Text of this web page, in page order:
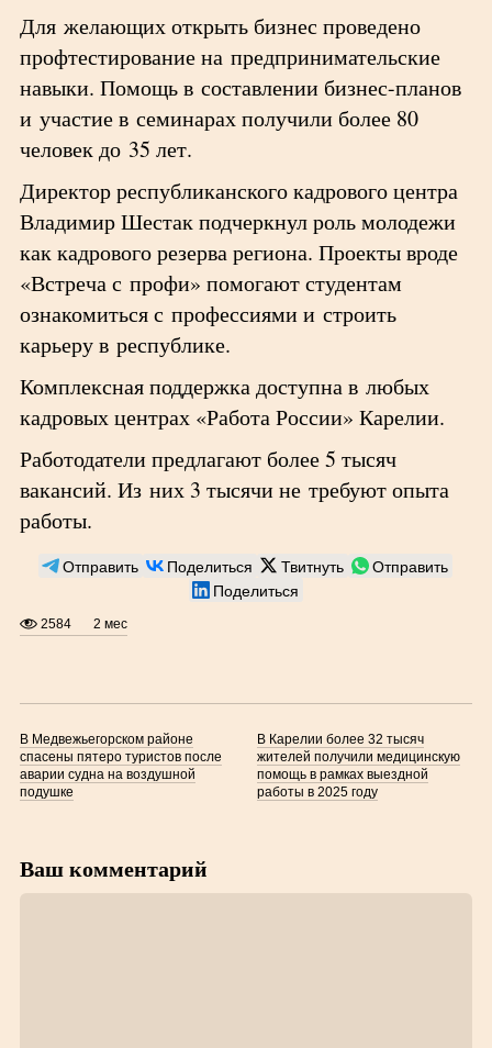
Для желающих открыть бизнес проведено
профтестирование на предпринимательские
навыки. Помощь в составлении бизнес-планов
и участие в семинарах получили более 80
человек до 35 лет.
Директор республиканского кадрового центра
Владимир Шестак подчеркнул роль молодежи
как кадрового резерва региона. Проекты вроде
«Встреча с профи» помогают студентам
ознакомиться с профессиями и строить
карьеру в республике.
Комплексная поддержка доступна в любых
кадровых центрах «Работа России» Карелии.
Работодатели предлагают более 5 тысяч
вакансий. Из них 3 тысячи не требуют опыта
работы.
Отправить Поделиться Твитнуть
Отправить
Поделиться
2584 2 мес
В Медвежьегорском районе
спасены пятеро туристов после
аварии судна на воздушной
подушке
В Карелии более 32 тысяч
жителей получили медицинскую
помощь в рамках выездной
работы в 2025 году
Ваш комментарий